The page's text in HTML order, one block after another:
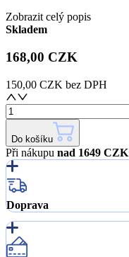
Zobrazit celý popis
Skladem
168,00 CZK
150,00 CZK bez DPH
Do košíku
Při nákupu nad 1649 CZK
Doprava